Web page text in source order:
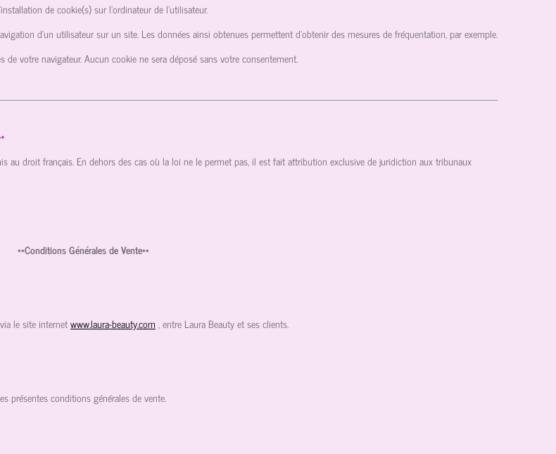
de cookie(s) sur l’ordinateur de l’utilisateur.
d’un utilisateur sur un site. Les données ainsi obtenues permettent d'obtenir des mesures de fréquentation, par exemple.
de votre navigateur. Aucun cookie ne sera déposé sans votre consentement.
au droit français. En dehors des cas où la loi ne le permet pas, il est fait attribution exclusive de juridiction aux tribunaux
**Conditions Générales de Vente**
le site internetwww.laura-beauty.com , entre Laura Beauty et ses clients.
présentes conditions générales de vente.